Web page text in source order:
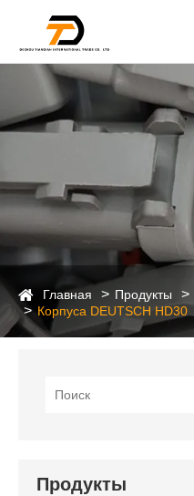
Главная Продукты
Корпуса DEUTSCH HD30
Продукты